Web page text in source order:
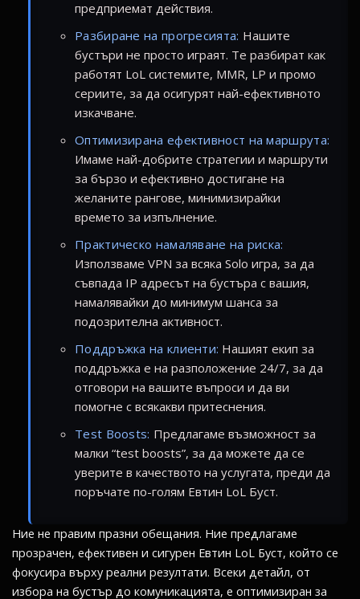
предприемат действия.
Разбиране на прогресията: Нашите
бустъри не просто играят. Те разбират как
работят LoL системите, MMR, LP и промо
сериите, за да осигурят най-ефективното
изкачване.
Оптимизирана ефективност на маршрута:
Имаме най-добрите стратегии и маршрути
за бързо и ефективно достигане на
желаните рангове, минимизирайки
времето за изпълнение.
Практическо намаляване на риска:
Използваме VPN за всяка Solo игра, за да
съвпада IP адресът на бустъра с вашия,
намалявайки до минимум шанса за
подозрителна активност.
Поддръжка на клиенти: Нашият екип за
поддръжка е на разположение 24/7, за да
отговори на вашите въпроси и да ви
помогне с всякакви притеснения.
Test Boosts: Предлагаме възможност за
малки “test boosts”, за да можете да се
уверите в качеството на услугата, преди да
поръчате по-голям Евтин LoL Буст.
Ние не правим празни обещания. Ние предлагаме
прозрачен, ефективен и сигурен Евтин LoL Буст, който се
фокусира върху реални резултати. Всеки детайл, от
избора на бустър до комуникацията, е оптимизиран за